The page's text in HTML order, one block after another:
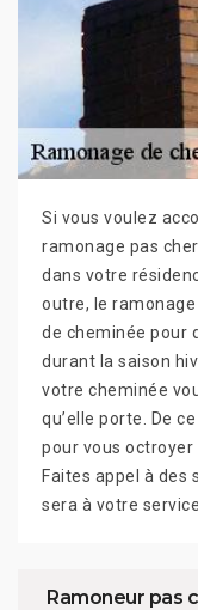
Si vous voulez
ramonage pas
dans votre
outre, le
de cheminée pour
durant la saison
votre cheminée
qu’elle porte. De
pour vous octroyer
Faites appel à des
sera à votre service.
Ramoneur pas